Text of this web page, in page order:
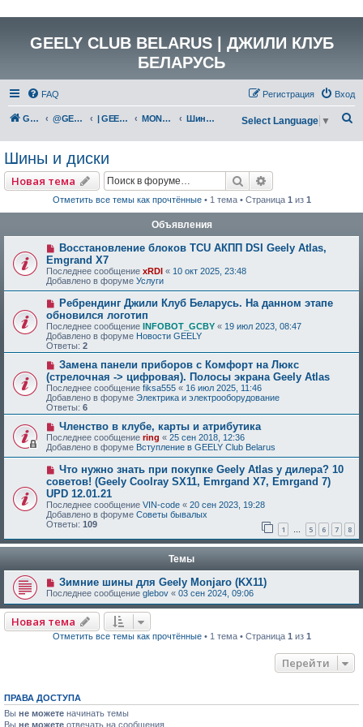
GEELY CLUB BELARUS | ДЖИЛИ КЛУБ
БЕЛАРУСЬ
FAQ Вход
Регистрация
GEELY Club Belarus @GEELYCLUBBY | GEELY КАТАЛОГ MONJARO (KX11) Шины и диски Select Language ▼
Шины и диски
Новая тема Поиск
Отметить все темы как прочтённые• 1 тема • Страница 1 из 1
Объявления
Восстановление блоков TCU АКПП DSI Geely Atlas,
Emgrand X7
Последнее сообщение xRDI « 10 окт 2025, 23:48
Добавлено в форуме Услуги
Ребрендинг Джили Клуб Беларусь. На данном этапе
обновился логотип
Последнее сообщение INFOBOT_GCBY « 19 июл 2023, 08:47
Добавлено в форуме Новости GEELY
Ответы: 2
Замена панели приборов с Комфорт на Люкс
(стрелочная -> цифровая). Полосы экрана Geely Atlas
Последнее сообщение fiksa555 « 16 июл 2025, 11:46
Добавлено в форуме Электрика и электрооборудование
Ответы: 6
Членство в клубе, карты и атрибутика
Последнее сообщение ring « 25 сен 2018, 12:36
Добавлено в форуме Вступление в GEELY Club Belarus
Что нужно знать при покупке Geely Atlas у дилера? 10
советов! (Geely Coolray SX11, Emrgand X7, Emrgand 7)
UPD 12.01.21
Последнее сообщение VIN-code « 20 сен 2023, 19:28
Добавлено в форуме Советы бывалых
Ответы: 109 1 … 5 6 7 8
Темы
Зимние шины для Geely Monjaro (KX11)
Последнее сообщение glebov « 03 сен 2024, 09:06
Новая тема
Отметить все темы как прочтённые• 1 тема • Страница 1 из 1
Перейти
ПРАВА ДОСТУПА
Вы не можете начинать темы
Вы не можете отвечать на сообщения